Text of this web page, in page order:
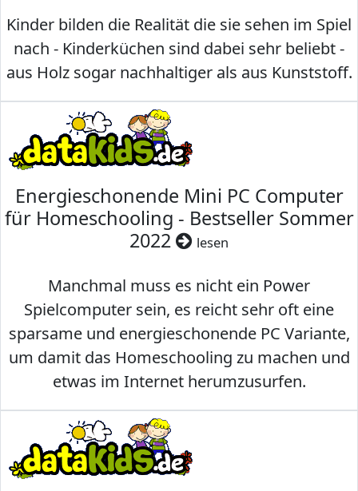
Kinder bilden die Realität die sie sehen im Spiel
nach - Kinderküchen sind dabei sehr beliebt -
aus Holz sogar nachhaltiger als aus Kunststoff.
Energieschonende Mini PC Computer
für Homeschooling - Bestseller Sommer
2022
lesen
Manchmal muss es nicht ein Power
Spielcomputer sein, es reicht sehr oft eine
sparsame und energieschonende PC Variante,
um damit das Homeschooling zu machen und
etwas im Internet herumzusurfen.